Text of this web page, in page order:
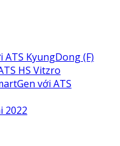
KyungDong (F)
HS Vitzro
với ATS
2022